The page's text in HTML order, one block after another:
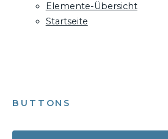
Elemente-Übersicht
Startseite
BUTTONS